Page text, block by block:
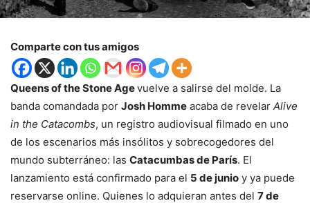
Comparte con tus amigos
Queens of the Stone Agevuelve a salirse del molde. La
banda comandada por Josh Homme acaba de revelar Alive
in the Catacombs, un registro audiovisual filmado en uno
de los escenarios más insólitos y sobrecogedores del
mundo subterráneo: las Catacumbasde París. El
lanzamiento está confirmado para el 5 dejunio y ya puede
reservarse online. Quienes lo adquieran antes del 7de